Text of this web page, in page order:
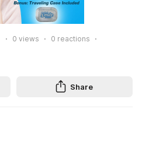
0 views 0 reactions
Share